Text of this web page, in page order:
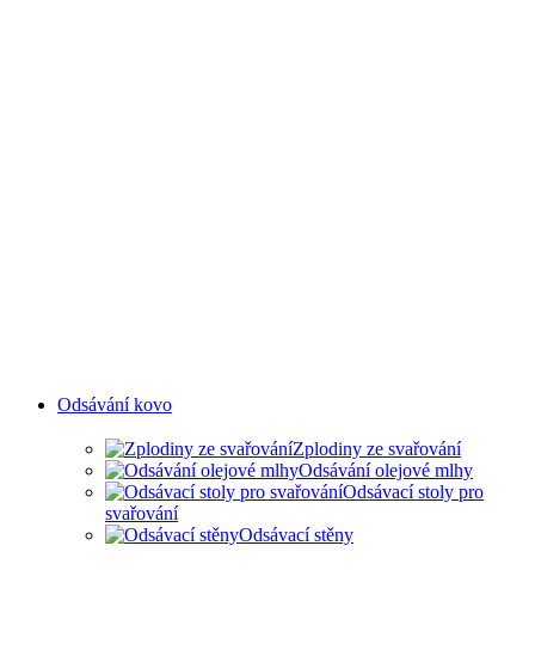
Odsávání kovo
Zplodiny ze svařování
Odsávání olejové mlhy
Odsávací stoly pro
svařování
Odsávací stěny